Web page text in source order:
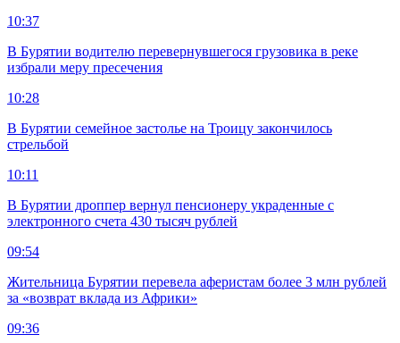
10:37
В Бурятии водителю перевернувшегося грузовика в реке
избрали меру пресечения
10:28
В Бурятии семейное застолье на Троицу закончилось
стрельбой
10:11
В Бурятии дроппер вернул пенсионеру украденные с
электронного счета 430 тысяч рублей
09:54
Жительница Бурятии перевела аферистам более 3 млн рублей
за «возврат вклада из Африки»
09:36